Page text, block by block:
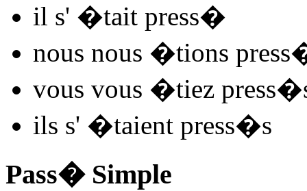
il s' �tait press�
nous nous �tions press
vous vous �tiez press
ils s' �taient press�s
Pass� Simple